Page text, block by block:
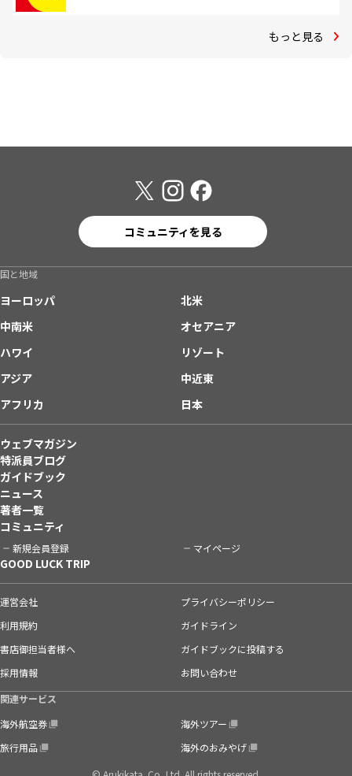
もっと見る
コミュニティを見る
国と地域
ヨーロッパ
北米
中南米
オセアニア
ハワイ
リゾート
アジア
中近東
アフリカ
日本
ウェブマガジン
特派員ブログ
ガイドブック
ニュース
著者一覧
コミュニティ
新規会員登録 マイページ
GOOD LUCK TRIP
運営会社
プライバシーポリシー
利用規約
ガイドライン
書店御担当者様へ
ガイドブックに投稿する
採用情報
お問い合わせ
関連サービス
海外航空券
海外ツアー
旅行用品
海外のおみやげ